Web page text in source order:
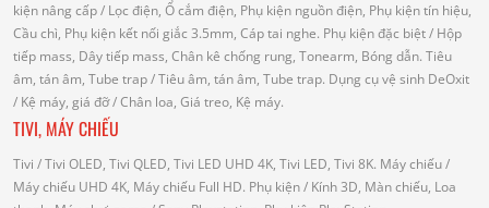
kiện nâng cấp/ Lọc điện, Ổ cắm điện, Phụ kiện nguồn điện, Phụ kiện tín hiệu,
Cầu chì, Phụ kiện kết nối giắc 3.5mm, Cáp tai nghe. Phụ kiện đặc biệt/ Hộp
tiếp mass, Dây tiếp mass, Chân kê chống rung, Tonearm, Bóng dẫn. Tiêu
âm, tán âm, Tube trap/ Tiêu âm, tán âm, Tube trap. Dụng cụ vệ sinh DeOxit
/ Kệ máy, giá đỡ/ Chân loa, Giá treo, Kệ máy.
TIVI, MÁY CHIẾU
Tivi / Tivi OLED, Tivi QLED, Tivi LED UHD 4K, Tivi LED, Tivi 8K. Máy chiếu/
Máy chiếu UHD 4K, Máy chiếu Full HD. Phụ kiện/ Kính 3D, Màn chiếu, Loa